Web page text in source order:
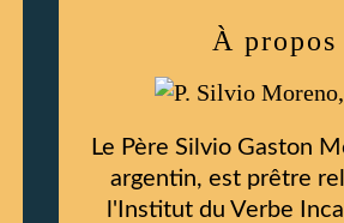
À propos
Le Père Silvio Gaston
argentin, est prêtre
l'Institut du Verbe